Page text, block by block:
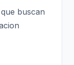
buscan